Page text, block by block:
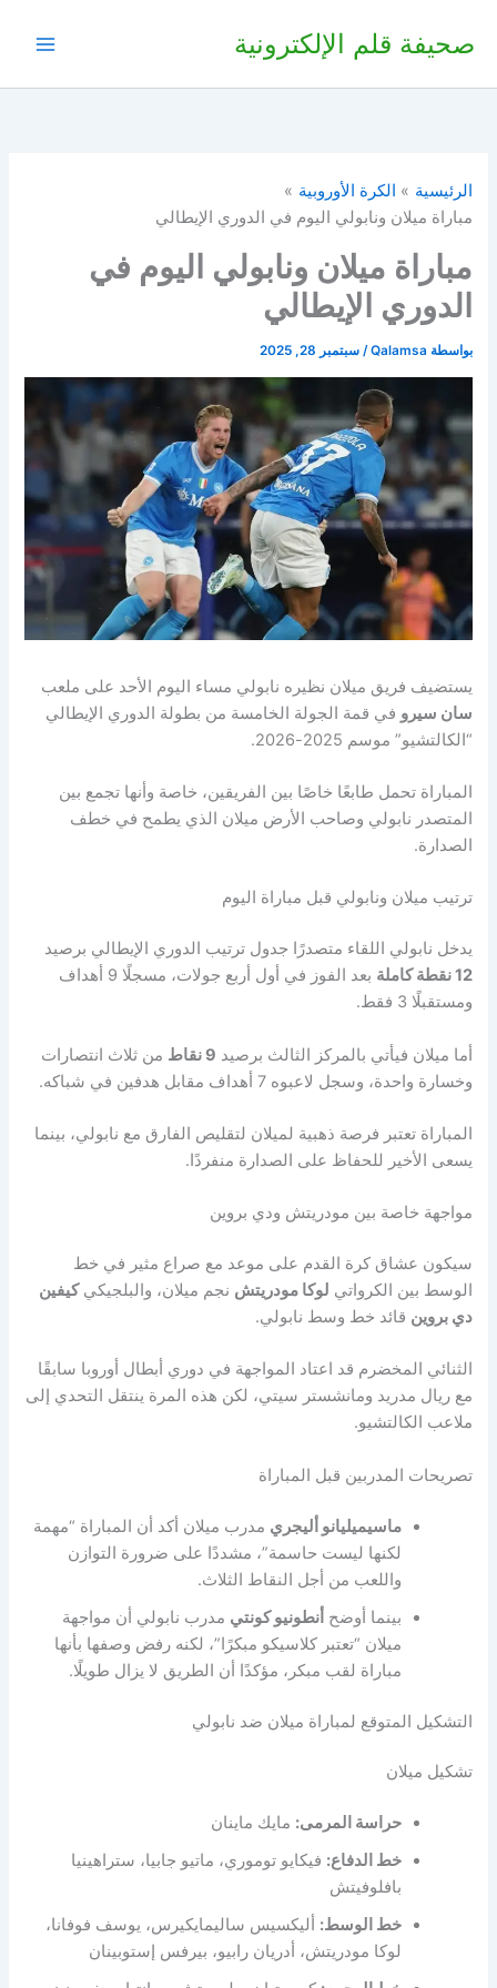
صحيفة قلم الإلكترونية
الرئيسية
الكرة الأوروبية
مباراة ميلان ونابولي اليوم في الدوري الإيطالي
مباراة ميلان ونابولي اليوم في
الدوري الإيطالي
بواسطة Qalamsa
/سبتمبر 28, 2025
يستضيف فريق ميلان نظيره نابولي مساء اليوم الأحد على ملعب
سان سيرو في قمة الجولة الخامسة من بطولة الدوري الإيطالي
“الكالتشيو” موسم 2025-2026.
المباراة تحمل طابعًا خاصًا بين الفريقين، خاصة وأنها تجمع بين
المتصدر نابولي وصاحب الأرض ميلان الذي يطمح في خطف
الصدارة.
ترتيب ميلان ونابولي قبل مباراة اليوم
يدخل نابولي اللقاء متصدرًا جدول ترتيب الدوري الإيطالي برصيد
12 نقطة كاملة
بعد الفوز في أول أربع جولات، مسجلًا 9 أهداف
ومستقبلًا 3 فقط.
أما ميلان فيأتي بالمركز الثالث برصيد 9 نقاط
من ثلاث انتصارات
وخسارة واحدة، وسجل لاعبوه 7 أهداف مقابل هدفين في شباكه.
المباراة تعتبر فرصة ذهبية لميلان لتقليص الفارق مع نابولي، بينما
يسعى الأخير للحفاظ على الصدارة منفردًا.
مواجهة خاصة بين مودريتش ودي بروين
سيكون عشاق كرة القدم على موعد مع صراع مثير في خط
الوسط بين الكرواتي لوكا مودريتش نجم ميلان، والبلجيكيكيفين
دي بروين قائد خط وسط نابولي.
الثنائي المخضرم قد اعتاد المواجهة في دوري أبطال أوروبا سابقًا
مع ريال مدريد ومانشستر سيتي، لكن هذه المرة ينتقل التحدي إلى
ملاعب الكالتشيو.
تصريحات المدربين قبل المباراة
ماسيميليانو أليجري مدرب ميلان أكد أن المباراة “مهمة
لكنها ليست حاسمة”، مشددًا على ضرورة التوازن
واللعب من أجل النقاط الثلاث.
بينما أوضح أنطونيو كونتي مدرب نابولي أن مواجهة
ميلان “تعتبر كلاسيكو مبكرًا”، لكنه رفض وصفها بأنها
مباراة لقب مبكر، مؤكدًا أن الطريق لا يزال طويلًا.
التشكيل المتوقع لمباراة ميلان ضد نابولي
تشكيل ميلان
حراسة المرمى: مايك ماينان
خط الدفاع: فيكايو توموري، ماتيو جابيا، ستراهينيا
بافلوفيتش
خط الوسط: أليكسيس ساليمايكيرس، يوسف فوفانا،
لوكا مودريتش، أدريان رابيو، بيرفس إستوبينان